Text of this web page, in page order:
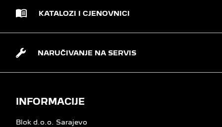
KATALOZI I CJENOVNICI
NARUČIVANJE NA SERVIS
INFORMACIJE
Blok d.o.o. Sarajevo